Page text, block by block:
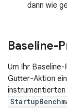
dann wie
Baseline-
Um Ihr
Gutter-Aktion